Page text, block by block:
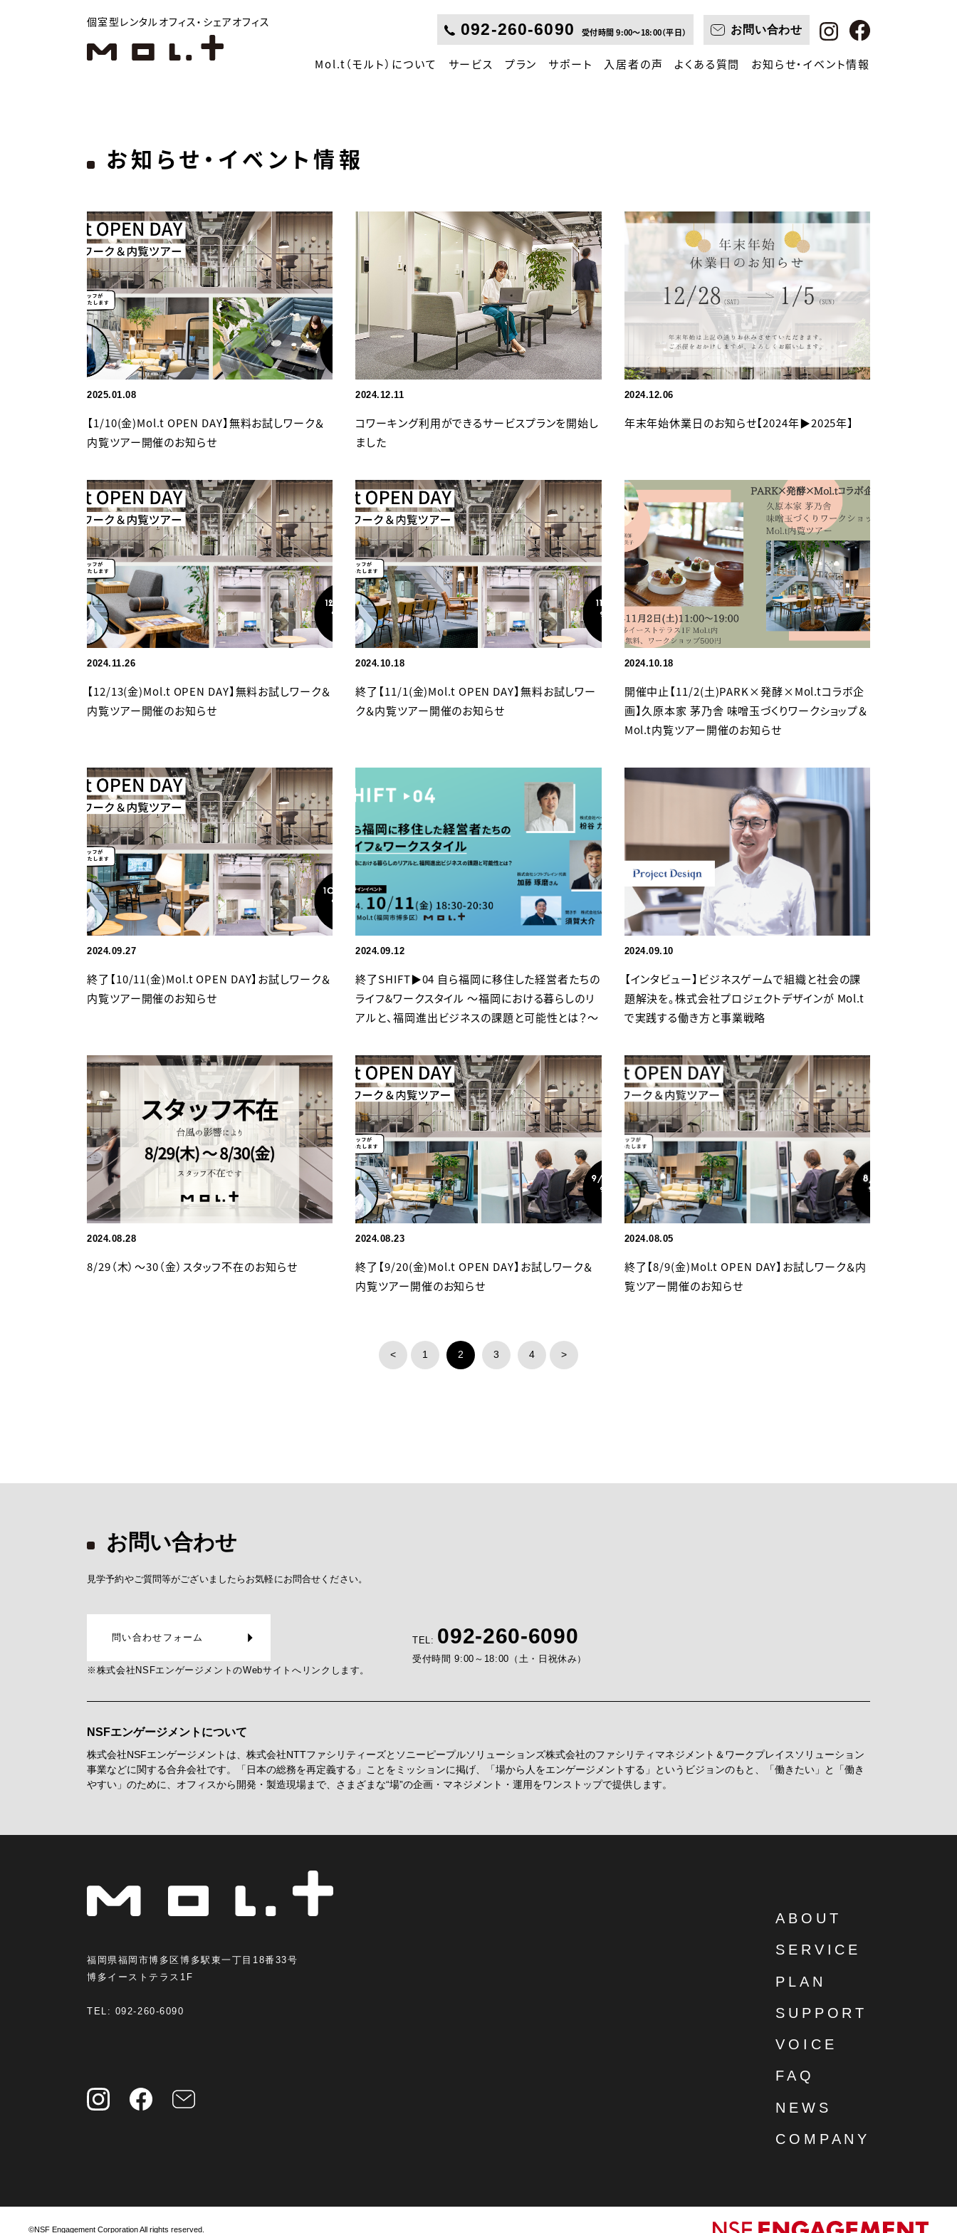
個室型レンタルオフィス・シェアオフィス 092-260-6090 受付時間9:00～18:00（平日） お問い合わせ
Mol.t（モルト）について サービス プラン サポート 入居者の声 よくある質問 お知らせ・イベント情報
お知らせ・イベント情報
2025.01.08
【1/10(金)Mol.t OPEN DAY】無料お試しワーク＆
内覧ツアー開催のお知らせ
2024.12.11
コワーキング利用ができるサービスプランを開始し
ました
2024.12.06
年末年始休業日のお知らせ【2024年▶︎2025年】
2024.11.26
【12/13(金)Mol.t OPEN DAY】無料お試しワーク＆
内覧ツアー開催のお知らせ
2024.10.18
終了【11/1(金)Mol.t OPEN DAY】無料お試しワー
ク＆内覧ツアー開催のお知らせ
2024.10.18
開催中止【11/2(土)PARK×発酵×Mol.tコラボ企
画】久原本家 茅乃舎 味噌玉づくりワークショップ＆
Mol.t内覧ツアー開催のお知らせ
2024.09.27
終了【10/11(金)Mol.t OPEN DAY】お試しワーク＆
内覧ツアー開催のお知らせ
2024.09.12
終了SHIFT▶︎04 自ら福岡に移住した経営者たちの
ライフ&ワークスタイル 〜福岡における暮らしのリ
アルと、福岡進出ビジネスの課題と可能性とは？〜
2024.09.10
【インタビュー】ビジネスゲームで組織と社会の課
題解決を。株式会社プロジェクトデザインが Mol.t
で実践する働き方と事業戦略
2024.08.28
8/29（木）〜30（金）スタッフ不在のお知らせ
2024.08.23
終了【9/20(金)Mol.t OPEN DAY】お試しワーク＆
内覧ツアー開催のお知らせ
2024.08.05
終了【8/9(金)Mol.t OPEN DAY】お試しワーク＆内
覧ツアー開催のお知らせ
< 1 2 3 4 >
お問い合わせ
見学予約やご質問等がございましたらお気軽にお問合せください。
問い合わせフォーム
※株式会社NSFエンゲージメントのWebサイトへリンクします。
TEL: 092-260-6090
受付時間 9:00～18:00（土・日祝休み）
NSFエンゲージメントについて
株式会社NSFエンゲージメントは、株式会社NTTファシリティーズとソニーピープルソリューションズ株式会社のファシリティマネジメント＆ワークプレイスソリューション
事業などに関する合弁会社です。「日本の総務を再定義する」ことをミッションに掲げ、「場から人をエンゲージメントする」というビジョンのもと、「働きたい」と「働き
やすい」のために、オフィスから開発・製造現場まで、さまざまな“場”の企画・マネジメント・運用をワンストップで提供します。
ABOUT
SERVICE
PLAN
SUPPORT
VOICE
FAQ
NEWS
COMPANY
福岡県福岡市博多区博多駅東一丁目18番33号
博多イーストテラス1F
TEL: 092-260-6090
©NSF Engagement Corporation All rights reserved.